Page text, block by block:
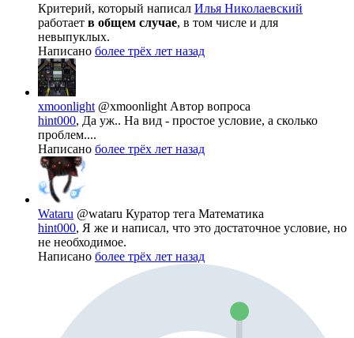
Критерий, который написал Илья Николаевский
работает в общем случае, в том числе и для
невыпуклых.
Написано более трёх лет назад
xmoonlight @xmoonlight Автор вопроса
hint000, Да уж.. На вид - простое условие, а сколько
проблем....
Написано более трёх лет назад
Wataru @wataru Куратор тега Математика
hint000, Я же и написал, что это достаточное условие, но
не необходимое.
Написано более трёх лет назад